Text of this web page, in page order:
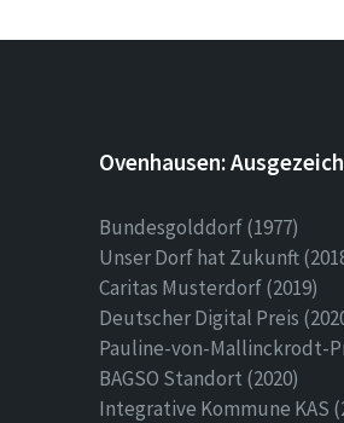
Ovenhausen:
Bundesgolddorf (1977)
Unser Dorf hat Zukunft
Caritas Musterdorf (2019)
Deutscher Digital Preis
Pauline-von-Mallinckrodt-
BAGSO Standort (2020)
Integrative Kommune KAS